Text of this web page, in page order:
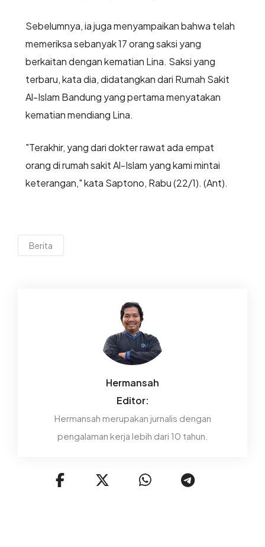
Sebelumnya, ia juga menyampaikan bahwa telah
memeriksa sebanyak 17 orang saksi yang
berkaitan dengan kematian Lina. Saksi yang
terbaru, kata dia, didatangkan dari Rumah Sakit
Al-Islam Bandung yang pertama menyatakan
kematian mendiang Lina.
"Terakhir, yang dari dokter rawat ada empat
orang di rumah sakit Al-Islam yang kami mintai
keterangan," kata Saptono, Rabu (22/1). (Ant).
Berita
Hermansah
Editor:
Hermansah merupakan jurnalis dengan
pengalaman kerja lebih dari 10 tahun.